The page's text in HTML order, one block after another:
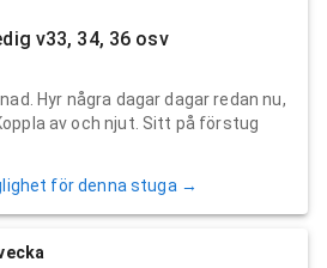
v33, 34, 36 osv
Hyr några dagar dagar redan nu,
av och njut. Sitt på förstug
för denna stuga →